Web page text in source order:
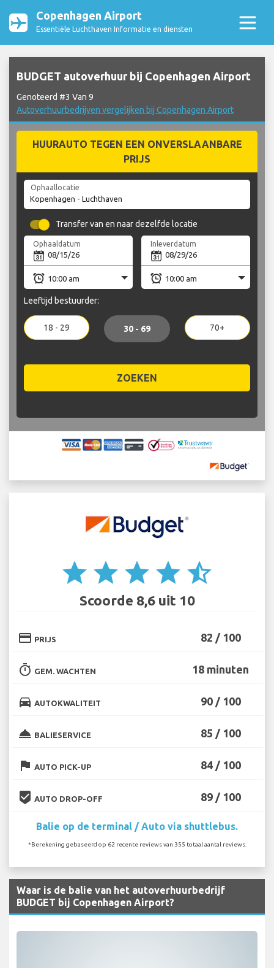
Copenhagen Airport
Essentiële Luchthaven Informatie en diensten
BUDGET autoverhuur bij Copenhagen Airport
Genoteerd #3 Van 9
Autoverhuurbedrijven vergelijken bij Copenhagen Airport
HUURAUTO TEGEN EEN ONVERSLAANBARE
PRIJS
Ophaallocatie
Transfer van en naar dezelfde locatie
Ophaaldatum Inleverdatum
Leeftijd bestuurder:
18 - 29 30 - 69 70+
ZOEKEN
star star star star star_half
Scoorde 8,6 uit 10
credit_card PRIJS 82 / 100
timer GEM. WACHTEN 18 minuten
directions_car AUTOKWALITEIT 90 / 100
room_service BALIESERVICE 85 / 100
flag AUTO PICK-UP 84 / 100
beenhere AUTO DROP-OFF 89 / 100
Balie op de terminal / Auto via shuttlebus.
*Berekening gebaseerd op 62 recente reviews van 355 totaal aantal reviews.
Waar is de balie van het autoverhuurbedrijf
BUDGET bij Copenhagen Airport?